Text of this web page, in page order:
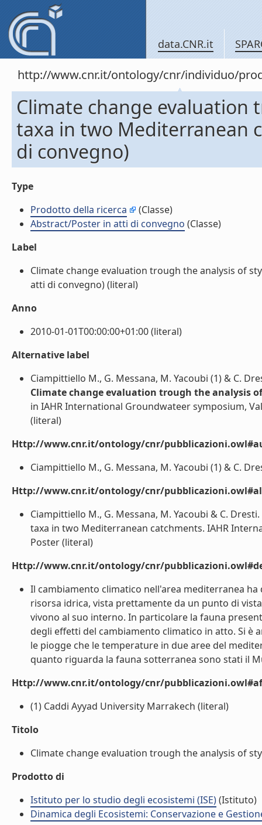
data.CNR.it
http://www.cnr.it/ontology/cnr/individuo/
Climate change evaluation
taxa in two Mediterranean
di convegno)
Type
Prodotto della ricerca
(Classe)
Abstract/Poster in atti di convegno (Classe)
Label
Climate change evaluation trough the analysis of
atti di convegno) (literal)
Anno
2010-01-01T00:00:00+01:00 (literal)
Alternative label
Ciampittiello M., G. Messana, M. Yacoubi (1) & C.
Climate change evaluation trough the analysis
in IAHR International Groundwateer symposium,
(literal)
Http://www.cnr.it/ontology/cnr/
Ciampittiello M., G. Messana, M. Yacoubi (1) & C.
Http://www.cnr.it/ontology/cnr/
Ciampittiello M., G. Messana, M. Yacoubi & C.
taxa in two Mediterranean catchments. IAHR
Poster (literal)
Http://www.cnr.it/ontology/cnr/
Il cambiamento climatico nell'area mediterranea
risorsa idrica, vista prettamente da un punto di
vivono al suo interno. In particolare la fauna
degli effetti del cambiamento climatico in atto. Si
le piogge che le temperature in due aree del
quanto riguarda la fauna sotterranea sono stati il
Http://www.cnr.it/ontology/cnr/
(1) Caddi Ayyad University Marrakech (literal)
Titolo
Climate change evaluation trough the analysis of
Prodotto di
Istituto per lo studio degli ecosistemi (ISE)(Istituto)
Dinamica degli Ecosistemi: Conservazione e